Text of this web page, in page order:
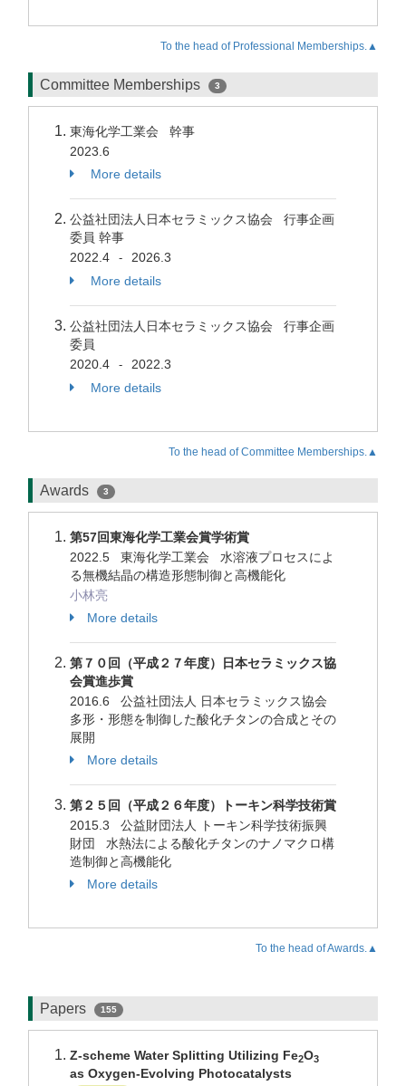
To the head of Professional Memberships.▲
Committee Memberships 3
東海化学工業会 幹事
2023.6
More details
公益社団法人日本セラミックス協会 行事企画
委員 幹事
2022.4
-
2026.3
More details
公益社団法人日本セラミックス協会 行事企画
委員
2020.4
-
2022.3
More details
To the head of Committee Memberships.▲
Awards 3
第57回東海化学工業会賞学術賞
2022.5 東海化学工業会 水溶液プロセスによ
る無機結晶の構造形態制御と高機能化
小林亮
More details
第７０回（平成２７年度）日本セラミックス協
会賞進歩賞
2016.6 公益社団法人 日本セラミックス協会
多形・形態を制御した酸化チタンの合成とその
展開
More details
第２５回（平成２６年度）トーキン科学技術賞
2015.3 公益財団法人 トーキン科学技術振興
財団 水熱法による酸化チタンのナノマクロ構
造制御と高機能化
More details
To the head of Awards.▲
Papers 155
Z-scheme Water Splitting Utilizing Fe2O3
as Oxygen-Evolving Photocatalysts